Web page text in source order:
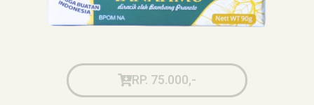
RP. 75.000,-